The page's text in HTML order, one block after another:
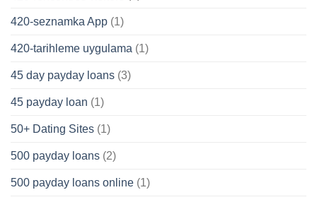
420-seznamka App (1)
420-tarihleme uygulama (1)
45 day payday loans (3)
45 payday loan (1)
50+ Dating Sites (1)
500 payday loans (2)
500 payday loans online (1)